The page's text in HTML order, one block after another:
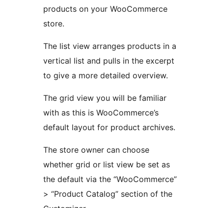
products on your WooCommerce
store.
The list view arranges products in a
vertical list and pulls in the excerpt
to give a more detailed overview.
The grid view you will be familiar
with as this is WooCommerce’s
default layout for product archives.
The store owner can choose
whether grid or list view be set as
the default via the “WooCommerce”
> “Product Catalog” section of the